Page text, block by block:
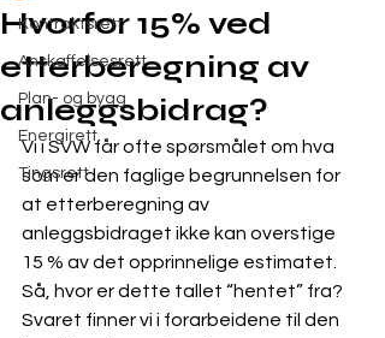
Kontraktsrett
Anskaffelsesrett
Plan- og bygg
Energirett
Tingsrett
Hvorfor 15% ved
etterberegning av
anleggsbidrag?
Vi i SVW får ofte spørsmålet om hva
som er den faglige begrunnelsen for
at etterberegning av
anleggsbidraget ikke kan overstige
15 % av det opprinnelige estimatet.
Så, hvor er dette tallet “hentet” fra?
Svaret finner vi i forarbeidene til den